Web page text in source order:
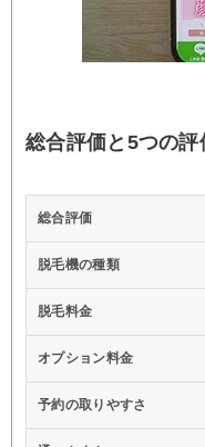
総合評価と5つの評
総合評価
脱毛機の種類
脱毛料金
オプション料金
予約の取りやすさ